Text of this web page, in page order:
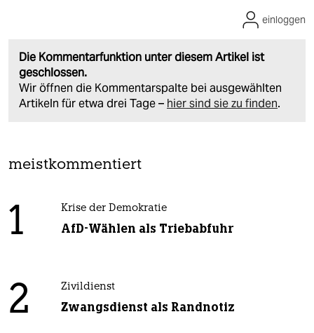
Die Kommentarfunktion unter diesem Artikel ist
geschlossen.
Wir öffnen die Kommentarspalte bei ausgewählten
Artikeln für etwa drei Tage – hier sind sie zu finden.
einloggen
meistkommentiert
1 Krise der Demokratie
AfD-Wählen als Triebabfuhr
2 Zivildienst
Zwangsdienst als Randnotiz